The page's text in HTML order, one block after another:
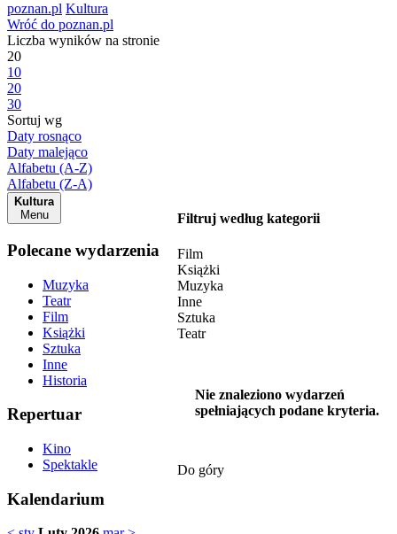
poznan.pl Kultura
Wróć do poznan.pl
Liczba wyników na stronie
20
10
20
30
Sortuj wg
Daty rosnąco
Daty malejąco
Alfabetu (A-Z)
Alfabetu (Z-A)
Kultura
Menu
Polecane wydarzenia
Muzyka
Teatr
Film
Książki
Sztuka
Inne
Historia
Repertuar
Kino
Spektakle
Kalendarium
Filtruj według kategorii
Film
Książki
Muzyka
Inne
Sztuka
Teatr
Nie znaleziono wydarzeń
spełniających podane kryteria.
Do góry